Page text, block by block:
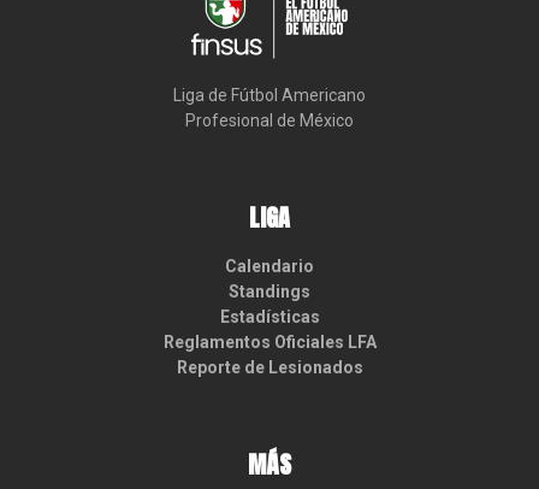
Liga de Fútbol Americano
Profesional de México
LIGA
Calendario
Standings
Estadísticas
Reglamentos Oficiales LFA
Reporte de Lesionados
MÁS